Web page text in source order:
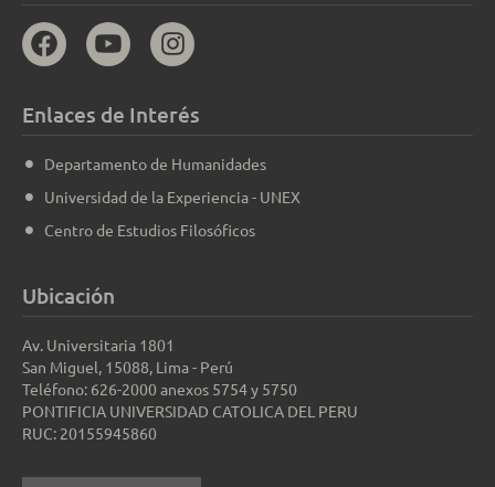
Enlaces de Interés
Departamento de Humanidades
Universidad de la Experiencia - UNEX
Centro de Estudios Filosóficos
Ubicación
Av. Universitaria 1801
San Miguel, 15088, Lima - Perú
Teléfono: 626-2000 anexos 5754 y 5750
PONTIFICIA UNIVERSIDAD CATOLICA DEL PERU
RUC: 20155945860